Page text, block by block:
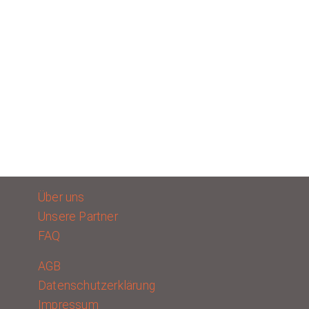
Über uns
Unsere Partner
FAQ
AGB
Datenschutzerklärung
Impressum